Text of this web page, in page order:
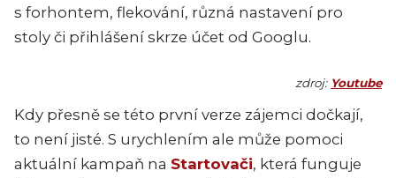
s forhontem, flekování, různá nastavení pro
stoly či přihlášení skrze účet od Googlu.
zdroj: Youtube
Kdy přesně se této první verze zájemci dočkají,
to není jisté. S urychlením ale může pomoci
aktuální kampaň na Startovači, která funguje